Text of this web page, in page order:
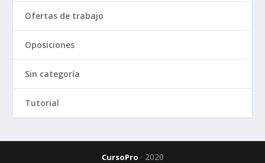
Ofertas de trabajo
Oposiciones
Sin categoría
Tutorial
CursoPro · 2020